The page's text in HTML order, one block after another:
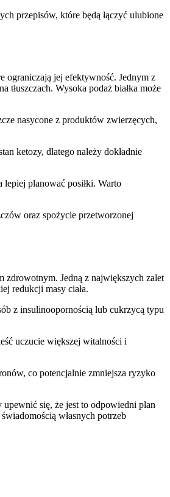
przepisów, które będą łączyć ulubione
ograniczają jej efektywność. Jednym z
tłuszczach. Wysoka podaż białka może
nasycone z produktów zwierzęcych,
ketozy, dlatego należy dokładnie
lepiej planować posiłki. Warto
oraz spożycie przetworzonej
zdrowotnym. Jedną z największych zalet
redukcji masy ciała.
z insulinoopornością lub cukrzycą typu
uczucie większej witalności i
co potencjalnie zmniejsza ryzyko
się, że jest to odpowiedni plan
własnych potrzeb